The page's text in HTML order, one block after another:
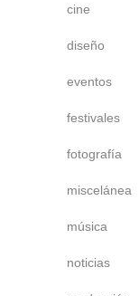
cine
diseño
eventos
festivales
fotografía
miscelánea
música
noticias